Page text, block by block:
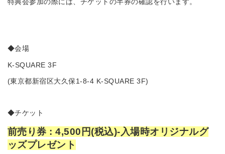
◆会場
K-SQUARE 3F
(東京都新宿区大久保1-8-4 K-SQUARE 3F)
◆チケット
前売り券 : 4,500円(税込)-入場時オリジナルグ
ッズプレゼント